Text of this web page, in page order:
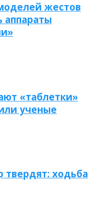
жестов
аппараты
«таблетки»
ученые
ходьба